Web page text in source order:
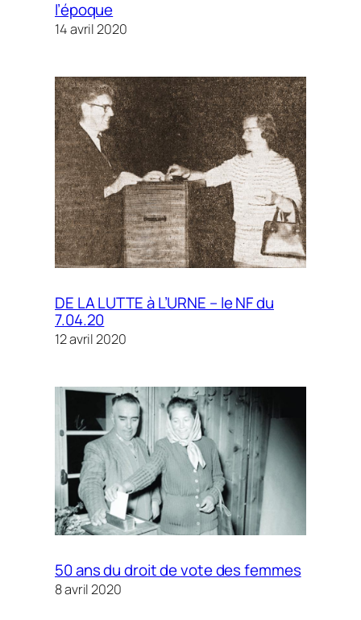
l’époque
14 avril 2020
DE LA LUTTE à L’URNE – le NF du
7.04.20
12 avril 2020
50 ans du droit de vote des femmes
8 avril 2020